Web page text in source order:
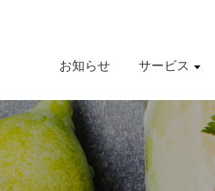
お知らせ サービス
株式情報